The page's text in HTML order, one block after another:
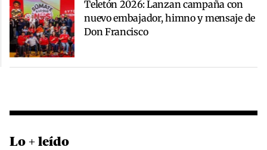
Teletón 2026: Lanzan campaña con
nuevo embajador, himno y mensaje de
Don Francisco
Lo + leído